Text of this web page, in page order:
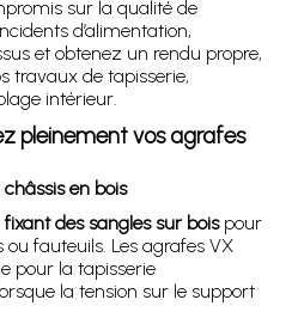
sur la qualité de
d’alimentation,
et obtenez un rendu propre,
travaux de tapisserie,
intérieur.
pleinement vos agrafes
en bois
fixant des sangles sur boispour
ou fauteuils. Les agrafes VX
pour la tapisserie
la tension sur le support